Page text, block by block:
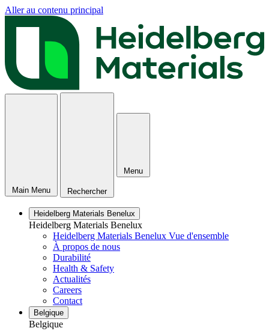
Aller au contenu principal
Main Menu Rechercher
Menu
Heidelberg Materials Benelux
Heidelberg Materials Benelux
Heidelberg Materials Benelux Vue d'ensemble
À propos de nous
Durabilité
Health & Safety
Actualités
Careers
Contact
Belgique
Belgique